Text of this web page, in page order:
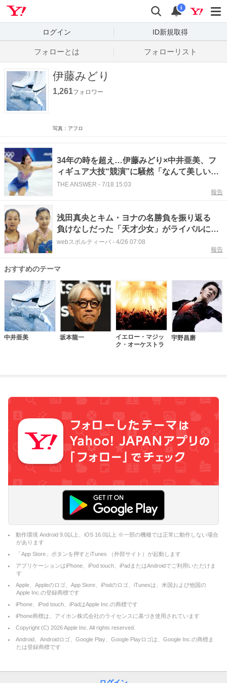
検索
通知
i
ログイン ID新規取得
フォローとは フォローリスト
伊藤みどり
1,261フォロワー
写真：アフロ
34年の時を超え…伊藤みどり×中井亜美、フ
ィギュア大技“競演”に騒然「なんて美しい」
「何度見ても鳥肌」
THE ANSWER - 7/18 15:03
報告
浅田真央とキム・ヨナの名勝負を振り返る
負けなしだった「天才少女」がライバルに敗
れた日
webスポルティーバ - 4/26 07:08
報告
おすすめのテーマ
中井亜美 坂本龍一
イエロー・マジッ
ク・オーケストラ
宇野昌磨
動作環境 Android 9.0以上、iOS 16.0以上 ※一部の機種では正常に動作しない場合
があります
「App Store」ボタンを押すとiTunes （外部サイト）が起動します
アプリケーションはiPhone、iPod touch、iPadまたはAndroidでご利用いただけま
す
Apple、Appleのロゴ、App Store、iPodのロゴ、iTunesは、米国および他国の
Apple Inc.の登録商標です
iPhone、iPod touch、iPadはApple Inc.の商標です
iPhone商標は、アイホン株式会社のライセンスに基づき使用されています
Copyright (C) 2026Apple Inc. All rights reserved.
Android、Androidロゴ、Google Play、Google Playロゴは、Google Inc.の商標ま
たは登録商標です